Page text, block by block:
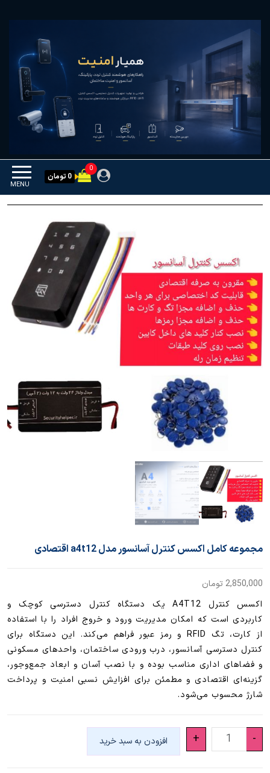
همیار امنیت
MENU
0
0 تومان
مجموعه کامل اکسس کنترل آسانسور مدل a4t12 اقتصادی
2,850,000تومان
اکسس کنترل A4T12 یک دستگاه کنترل دسترسی کوچک و
کاربردی است که امکان مدیریت ورود و خروج افراد را با استفاده
از کارت، تگ RFID و رمز عبور فراهم می‌کند. این دستگاه برای
کنترل دسترسی آسانسور، درب ورودی ساختمان، واحدهای مسکونی
و فضاهای اداری مناسب بوده و با نصب آسان و ابعاد جمع‌وجور،
گزینه‌ای اقتصادی و مطمئن برای افزایش نسبی امنیت و پرداخت
شارژ محسوب می‌شود.
-
مجموعه
کامل
+ افزودن به سبد خرید